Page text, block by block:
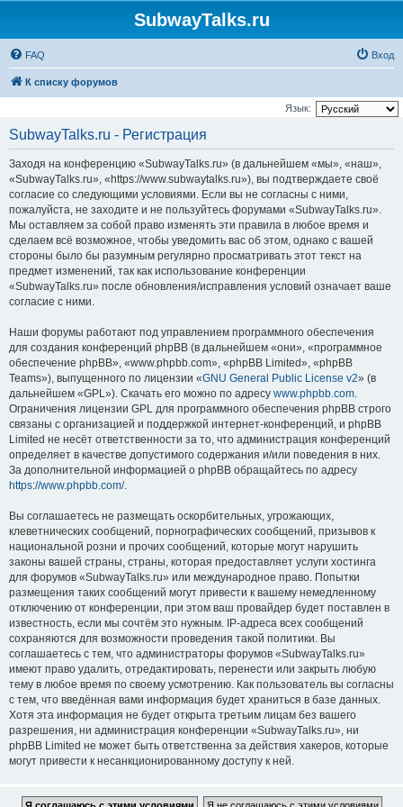
SubwayTalks.ru
FAQ Вход
К списку форумов
Язык:
SubwayTalks.ru - Регистрация
Заходя на конференцию «SubwayTalks.ru» (в дальнейшем «мы», «наш»,
«SubwayTalks.ru», «https://www.subwaytalks.ru»), вы подтверждаете своё
согласие со следующими условиями. Если вы не согласны с ними,
пожалуйста, не заходите и не пользуйтесь форумами «SubwayTalks.ru».
Мы оставляем за собой право изменять эти правила в любое время и
сделаем всё возможное, чтобы уведомить вас об этом, однако с вашей
стороны было бы разумным регулярно просматривать этот текст на
предмет изменений, так как использование конференции
«SubwayTalks.ru» после обновления/исправления условий означает ваше
согласие с ними.
Наши форумы работают под управлением программного обеспечения
для создания конференций phpBB (в дальнейшем «они», «программное
обеспечение phpBB», «www.phpbb.com», «phpBB Limited», «phpBB
Teams»), выпущенного по лицензии «GNU General Public License v2» (в
дальнейшем «GPL»). Скачать его можно по адресу www.phpbb.com.
Ограничения лицензии GPL для программного обеспечения phpBB строго
связаны с организацией и поддержкой интернет-конференций, и phpBB
Limited не несёт ответственности за то, что администрация конференций
определяет в качестве допустимого содержания и/или поведения в них.
За дополнительной информацией о phpBB обращайтесь по адресу
https://www.phpbb.com/.
Вы соглашаетесь не размещать оскорбительных, угрожающих,
клеветнических сообщений, порнографических сообщений, призывов к
национальной розни и прочих сообщений, которые могут нарушить
законы вашей страны, страны, которая предоставляет услуги хостинга
для форумов «SubwayTalks.ru» или международное право. Попытки
размещения таких сообщений могут привести к вашему немедленному
отключению от конференции, при этом ваш провайдер будет поставлен в
известность, если мы сочтём это нужным. IP-адреса всех сообщений
сохраняются для возможности проведения такой политики. Вы
соглашаетесь с тем, что администраторы форумов «SubwayTalks.ru»
имеют право удалить, отредактировать, перенести или закрыть любую
тему в любое время по своему усмотрению. Как пользователь вы согласны
с тем, что введённая вами информация будет храниться в базе данных.
Хотя эта информация не будет открыта третьим лицам без вашего
разрешения, ни администрация конференции «SubwayTalks.ru», ни
phpBB Limited не может быть ответственна за действия хакеров, которые
могут привести к несанкционированному доступу к ней.